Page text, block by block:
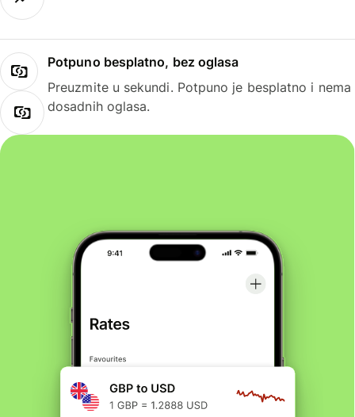
Potpuno besplatno, bez oglasa
Preuzmite u sekundi. Potpuno je besplatno i nema
dosadnih oglasa.